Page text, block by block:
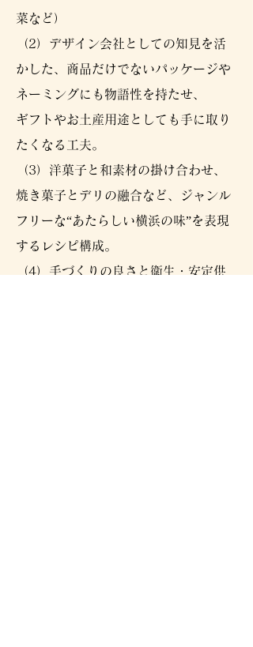
菜など）
（2）デザイン会社としての知見を活
かした、商品だけでないパッケージや
ネーミングにも物語性を持たせ、
ギフトやお土産用途としても手に取り
たくなる工夫。
（3）洋菓子と和素材の掛け合わせ、
焼き菓子とデリの融合など、ジャンル
フリーな“あたらしい横浜の味”を表現
するレシピ構成。
（4）手づくりの良さと衛生・安定供